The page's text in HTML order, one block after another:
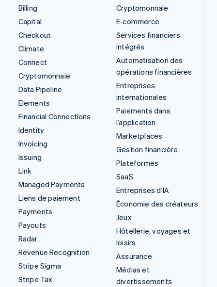
Billing
Capital
Checkout
Climate
Connect
Cryptomonnaie
Data Pipeline
Elements
Financial Connections
Identity
Invoicing
Issuing
Link
Managed Payments
Liens de paiement
Payments
Payouts
Radar
Revenue Recognition
Stripe Sigma
Stripe Tax
Cryptomonnaie
E-commerce
Services financiers
intégrés
Automatisation des
opérations financières
Entreprises
internationales
Paiements dans
l’application
Marketplaces
Gestion financière
Plateformes
SaaS
Entreprises d'IA
Économie des créateurs
Jeux
Hôtellerie, voyages et
loisirs
Assurance
Médias et
divertissements